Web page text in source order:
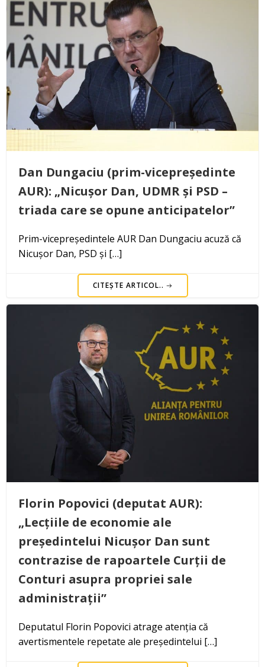
Dan Dungaciu (prim-vicepreședinte
AUR): „Nicușor Dan, UDMR și PSD –
triada care se opune anticipatelor”
Prim-vicepreședintele AUR Dan Dungaciu acuză că
Nicușor Dan, PSD și […]
CITEȘTE ARTICOL..
Florin Popovici (deputat AUR):
„Lecțiile de economie ale
președintelui Nicușor Dan sunt
contrazise de rapoartele Curții de
Conturi asupra propriei sale
administrații”
Deputatul Florin Popovici atrage atenția că
avertismentele repetate ale președintelui […]